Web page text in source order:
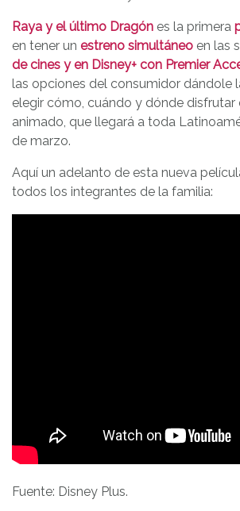
Raya y el último Dragón es la primera
en tener un estreno simultáneo en las
de cines y en Disney+ con Premier
las opciones del consumidor dándole
elegir cómo, cuándo y dónde disfrutar
animado, que llegará a toda
de marzo.
Aquí un adelanto de esta nueva
todos los integrantes de la familia:
Fuente: Disney Plus.